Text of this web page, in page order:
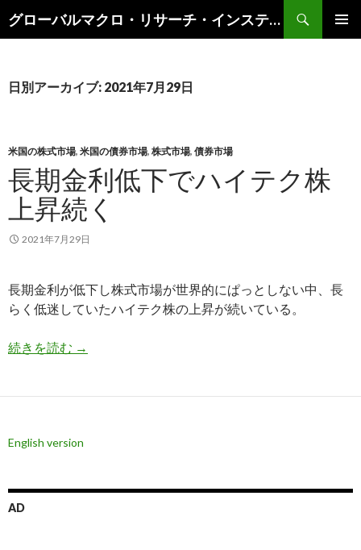
グローバルマクロ・リサーチ・インスティテュート
索
ン
キ
ッ
プ
日別アーカイブ: 2021年7月29日
米国の株式市場, 米国の債券市場, 株式市場, 債券市場
長期金利低下でハイテク株
上昇続く
2021年7月29日
長期金利が低下し株式市場が世界的にぱっとしない中、長
らく低迷していたハイテク株の上昇が続いている。
続きを読む 長期金利低下でハイテク株上昇続く
→
English version
AD